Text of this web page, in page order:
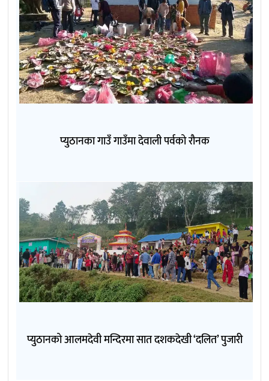
प्युठानका गाउँ गाउँमा देवाली पर्वको रौनक
प्युठानको आलमदेवी मन्दिरमा सात दशकदेखी ‘दलित’ पुजारी